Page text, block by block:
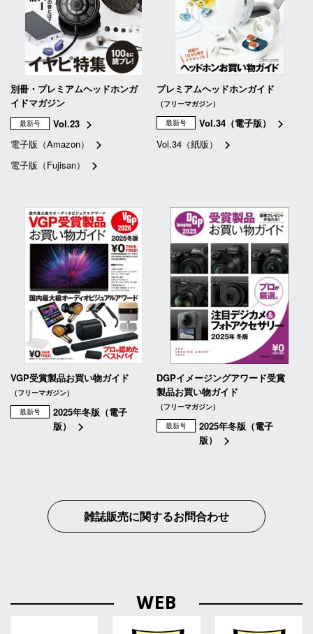
別冊・プレミアムヘッドホンガ
イドマガジン
最新号
Vol.23
電子版（Amazon）
電子版（Fujisan）
プレミアムヘッドホンガイド
（フリーマガジン）
最新号
Vol.34（電子版）
Vol.34（紙版）
VGP受賞製品お買い物ガイド
（フリーマガジン）
最新号
2025年冬版（電子
版）
DGPイメージングアワード受賞
製品お買い物ガイド
（フリーマガジン）
最新号
2025年冬版（電子
版）
雑誌販売に関するお問合わせ
WEB